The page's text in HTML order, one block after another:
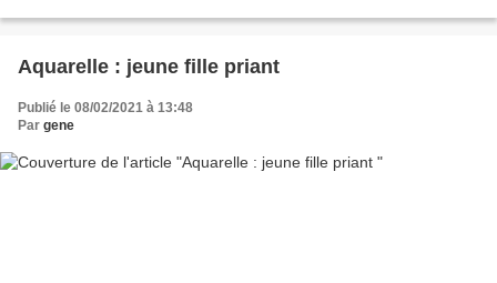
Aquarelle : jeune fille priant
Publié le 08/02/2021 à 13:48
Par gene